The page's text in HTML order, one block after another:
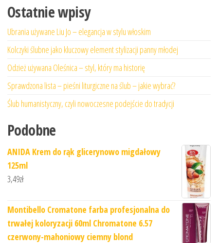
Ostatnie wpisy
Ubrania używane Liu Jo – elegancja w stylu włoskim
Kolczyki ślubne jako kluczowy element stylizacji panny młodej
Odzież używana Oleśnica – styl, który ma historię
Sprawdzona lista – pieśni liturgiczne na ślub – jakie wybrać?
Ślub humanistyczny, czyli nowoczesne podejście do tradycji
Podobne
ANIDA Krem do rąk glicerynowo migdałowy
125ml
3,49zł
Montibello Cromatone farba profesjonalna do
trwałej koloryzacji 60ml Chromatone 6.57
czerwony-mahoniowy ciemny blond